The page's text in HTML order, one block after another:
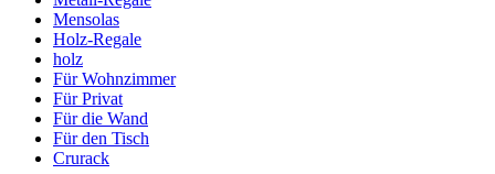
Schauen Sie sich hier Beispiele der Einrichtung mit Winerex-
Weinregalen an.
Abmessungen (BxHxT cm)
Höhe (cm)105
Breite (cm) 82
Tiefe (cm)64
Gewicht (kg)48
Mensolas
Holz-Regale
holz
Für Wohnzimmer
Für Privat
Für die Wand
Für den Tisch
Crurack